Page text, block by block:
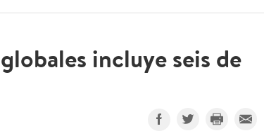
incluye seis de